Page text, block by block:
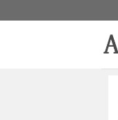
naar